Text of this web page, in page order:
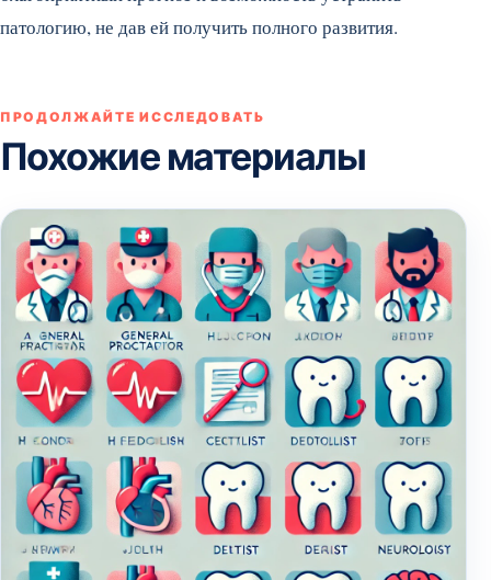
патологию, не дав ей получить полного развития.
ПРОДОЛЖАЙТЕ ИССЛЕДОВАТЬ
Похожие материалы